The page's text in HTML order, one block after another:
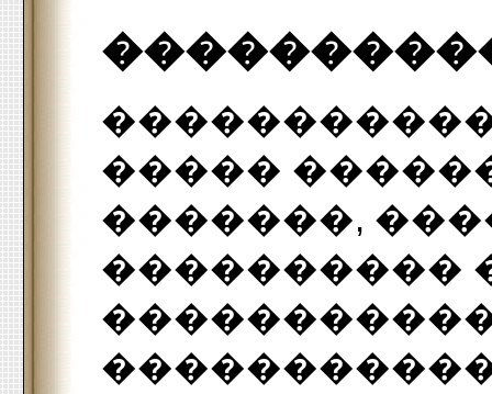
�����
�������,
����������